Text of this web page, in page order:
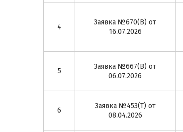
4
Заявка №670(В) от
16.07.2026
5
Заявка №667(В) от
06.07.2026
6
Заявка №453(Т) от
08.04.2026